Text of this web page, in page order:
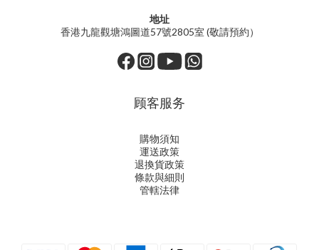
地址
香港九龍觀塘鴻圖道57號2805室 (敬請預約）
顾客服务
購物須知
運送政策
退換貨政策
條款與細則
管轄法律